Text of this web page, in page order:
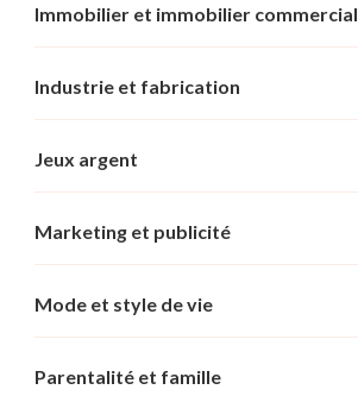
Immobilier et immobilier commercial
Industrie et fabrication
Jeux argent
Marketing et publicité
Mode et style de vie
Parentalité et famille